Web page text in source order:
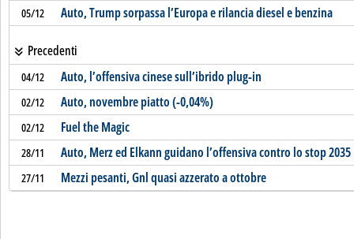
05/12 Auto, Trump sorpassa l’Europa e rilancia diesel e benzina
Precedenti
04/12 Auto, l’offensiva cinese sull’ibrido plug-in
02/12 Auto, novembre piatto (-0,04%)
02/12 Fuel the Magic
28/11 Auto, Merz ed Elkann guidano l’offensiva contro lo stop 2035
27/11 Mezzi pesanti, Gnl quasi azzerato a ottobre